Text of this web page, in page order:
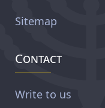
Sitemap
Contact
Write to us